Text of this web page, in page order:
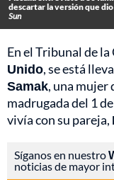
descartar la versión que dio
Sun
En el Tribunal de
Unido, se está
Samak, una mujer
madrugada del 1
vivía con su pareja,
Síganos en nuestro
noticias de mayor